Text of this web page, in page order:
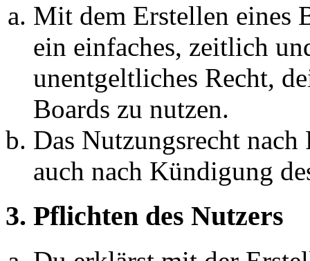
Mit dem Erstellen eines
ein einfaches, zeitlich
unentgeltliches Recht,
Boards zu nutzen.
Das Nutzungsrecht
auch nach Kündigung
3. Pflichten des Nutzers